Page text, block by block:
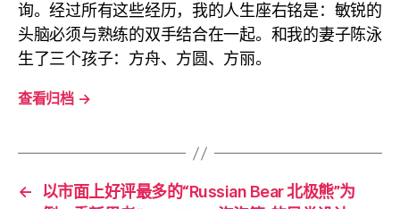
询。经过所有这些经历，我的人生座右铭是：敏锐的
头脑必须与熟练的双手结合在一起。和我的妻子陈泳
生了三个孩子：方舟、方圆、方丽。
查看归档 →
←
以市面上好评最多的“Russian Bear 北极熊”为